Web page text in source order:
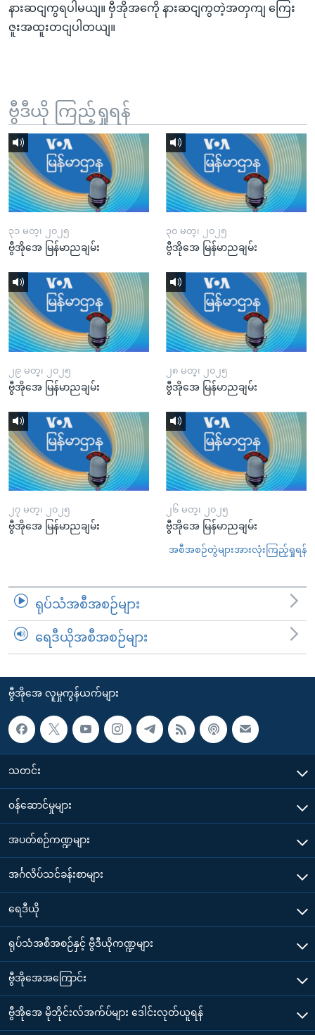
နားဆငျကွရပါမယျ။ ဗှီအိုအကေို နားဆငျကွတဲ့အတှကျ ကြေး
ဇူးအထူးတငျပါတယျ။
ဗွီဒီယို ကြည့်ရှုရန်
၃၁ မတ္၊ ၂၀၂၅
ဗွီအိုအေ မြန်မာညချမ်း
၃၀ မတ္၊ ၂၀၂၅
ဗွီအိုအေ မြန်မာညချမ်း
၂၉ မတ္၊ ၂၀၂၅
ဗွီအိုအေ မြန်မာညချမ်း
၂၈ မတ္၊ ၂၀၂၅
ဗွီအိုအေ မြန်မာညချမ်း
၂၇ မတ္၊ ၂၀၂၅
ဗွီအိုအေ မြန်မာညချမ်း
၂၆ မတ္၊ ၂၀၂၅
ဗွီအိုအေ မြန်မာညချမ်း
အစီအစဉ်တွဲများအားလုံးကြည့်ရှုရန်
ရုပ်သံအစီအစဉ်များ
ရေဒီယိုအစီအစဉ်များ
ဗွီအိုအေ လူမှုကွန်ယက်များ
သတင်း
၀န်ဆောင်မှုများ
အပတ်စဉ်ကဏ္ဍများ
အင်္ဂလိပ်သင်ခန်းစာများ
ရေဒီယို
ရုပ်သံအစီအစဉ်နှင့် ဗွီဒီယိုကဏ္ဍများ
ဗွီအိုအေအကြောင်း
ဗွီအိုအေ မိုဘိုင်းလ်အက်ပ်များ ဒေါင်းလုတ်ယူရန်